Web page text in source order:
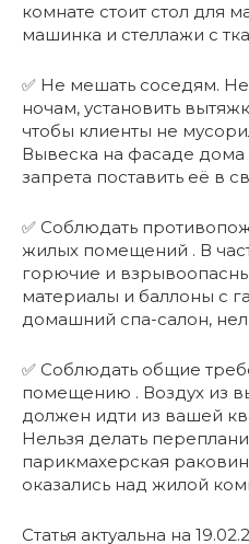
комнате стоит стол для
машинка и стеллажи с
✅ Не мешать соседям.
ночам, установить
чтобы клиенты не
Вывеска на фасаде
запрета поставить её в
✅ Соблюдать
жилых помещений . В
горючие и
материалы и баллоны с
домашний спа-салон,
✅ Соблюдать общие
помещению . Воздух из
должен идти из вашей
Нельзя делать
парикмахерская
оказались над жилой
Статья актуальна на